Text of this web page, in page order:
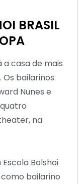
BRASIL
casa de mais
bailarinos
Nunes e
na
Bolshoi
bailarino